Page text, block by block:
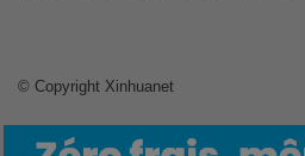
© Copyright Xinhuanet